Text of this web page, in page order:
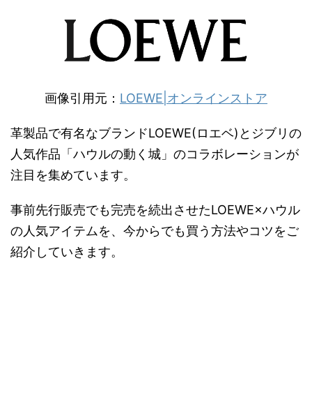
画像引用元： LOEWE|オンラインストア
革製品で有名なブランドLOEWE(ロエベ)とジブリの
人気作品「ハウルの動く城」のコラボレーションが
注目を集めています。
事前先行販売でも完売を続出させたLOEWE×ハウル
の人気アイテムを、今からでも買う方法やコツをご
紹介していきます。